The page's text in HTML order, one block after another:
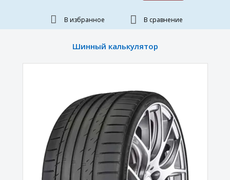
В избранное В сравнение
Шинный калькулятор